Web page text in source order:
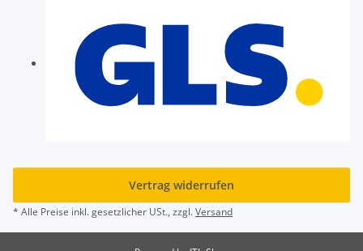
Vertrag widerrufen
* Alle Preise inkl. gesetzlicher USt., zzgl.Versand